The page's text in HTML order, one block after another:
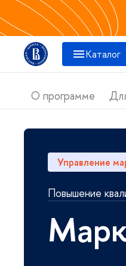
Катало
О программе
Управление
Повышение